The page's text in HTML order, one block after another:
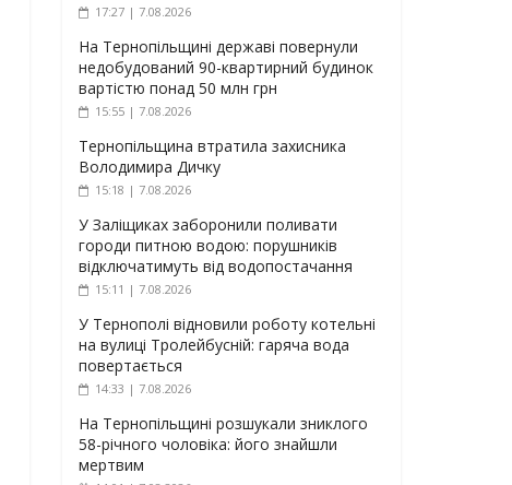
17:27 | 7.08.2026
На Тернопільщині державі повернули
недобудований 90-квартирний будинок
вартістю понад 50 млн грн
15:55 | 7.08.2026
Тернопільщина втратила захисника
Володимира Дичку
15:18 | 7.08.2026
У Заліщиках заборонили поливати
городи питною водою: порушників
відключатимуть від водопостачання
15:11 | 7.08.2026
У Тернополі відновили роботу котельні
на вулиці Тролейбусній: гаряча вода
повертається
14:33 | 7.08.2026
На Тернопільщині розшукали зниклого
58-річного чоловіка: його знайшли
мертвим